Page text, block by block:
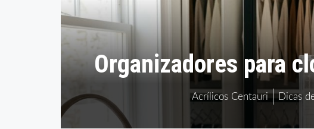
Organizadores para
Acrílicos Centauri Dicas